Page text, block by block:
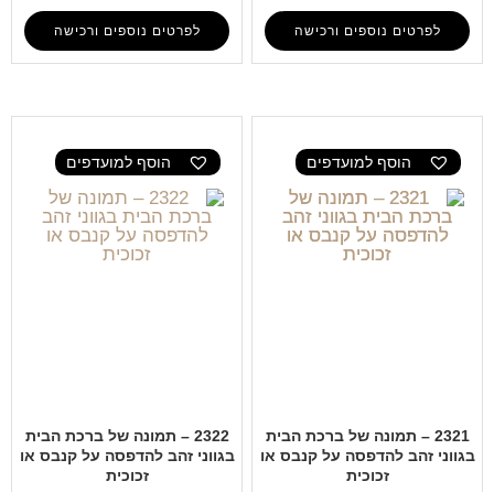
לפרטים נוספים ורכישה לפרטים נוספים ורכישה
הוסף למועדפים
2321 – תמונה של ברכת הבית
בגווני זהב להדפסה על קנבס או
זכוכית
הוסף למועדפים
2322 – תמונה של ברכת הבית
בגווני זהב להדפסה על קנבס או
זכוכית